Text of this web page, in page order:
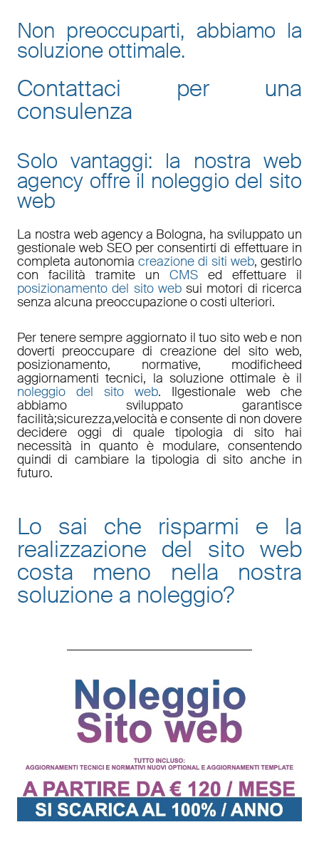
Non preoccuparti, abbiamo la
soluzione ottimale.
Contattaci per una
consulenza
Solo vantaggi: la nostra web
agency offre il noleggio del sito
web
La nostra web agency a Bologna, ha sviluppato un
gestionale web SEOper consentirti di effettuare in
completa autonomia creazione di siti web, gestirlo
con facilità tramite un CMS ed effettuare il
posizionamento del sito websui motori di ricerca
senza alcuna preoccupazione o costi ulteriori.
Per tenere sempre aggiornato il tuo sito web e non
doverti preoccupare di creazione del sito web,
posizionamento, normative, modificheed
aggiornamenti tecnici, la soluzione ottimale è il
noleggio del sito web. Ilgestionale webche
abbiamo sviluppato garantisce
facilità;sicurezza,velocità e consente di non dovere
decidere oggi di quale tipologia di sito hai
necessità in quanto è modulare, consentendo
quindi di cambiare la tipologia di sito anche in
futuro.
Lo sai che risparmi e la
realizzazione del sito web
costa meno nella nostra
soluzione a noleggio?